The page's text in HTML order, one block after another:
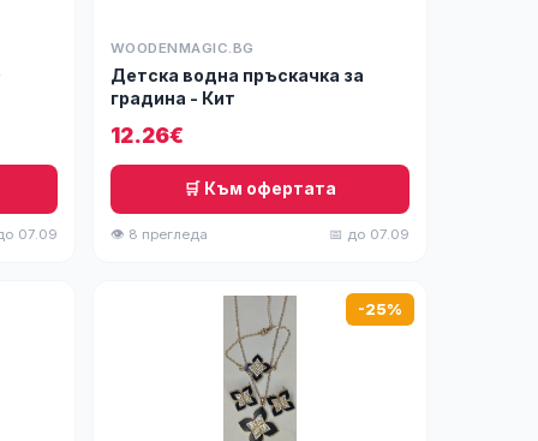
07.09
WOODENMAGIC.BG
Детска водна пръскачка за
градина - Кит
12.26€
🛒 Към офертата
👁 8 прегледа 📅 до 07.09
-25%